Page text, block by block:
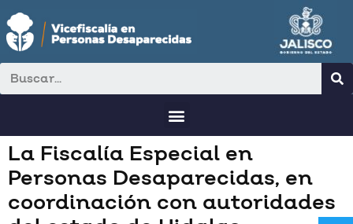
La Fiscalía Especial en
Personas Desaparecidas, en
coordinación con autoridades